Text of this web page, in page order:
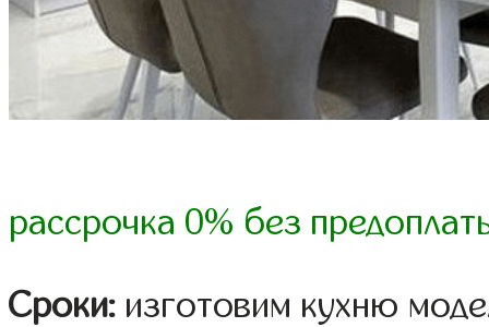
рассрочка 0% без
Сроки: изготовим кухню